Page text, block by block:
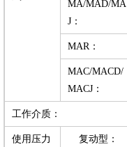
MA/MAD/MA
J：
MAR：
MAC/MACD/
MACJ：
工作介质：
使用压力
复动型：